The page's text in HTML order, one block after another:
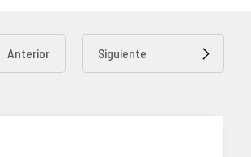
Anterior Siguiente